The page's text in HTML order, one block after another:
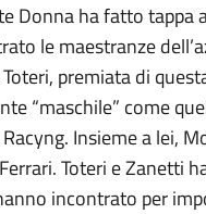
Donna ha fatto tappa
le maestranze
premiata di
“maschile” come
Insieme a lei,
Toteri e Zanetti
incontrato per